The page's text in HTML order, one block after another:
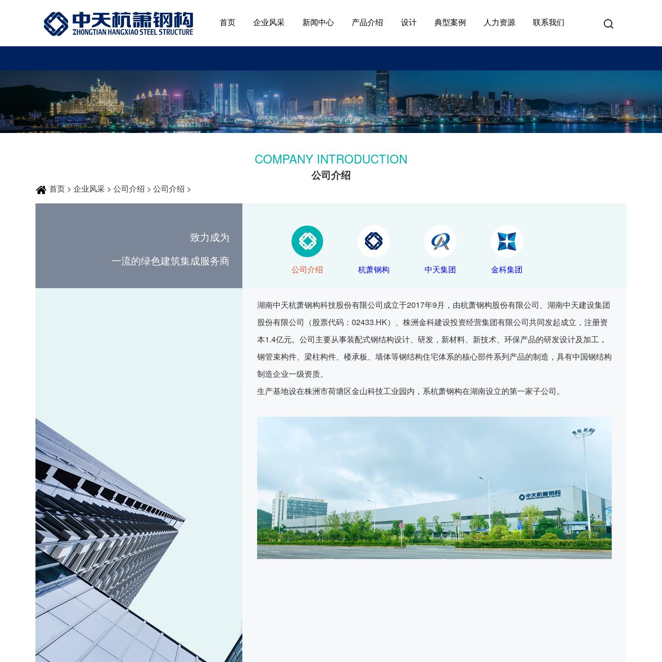
首页 企业风采 新闻中心 产品介绍 设计 典型案例 人力资源 联系我们
COMPANY INTRODUCTION
公司介绍
首页 > 企业风采 > 公司介绍 > 公司介绍 >
致力成为
一流的绿色建筑集成服务商
公司介绍 杭萧钢构 中天集团 金科集团
湖南中天杭萧钢构科技股份有限公司成立于2017年9月，由杭萧钢构股份有限公司、湖南中天建设集团
股份有限公司（股票代码：02433.HK）、株洲金科建设投资经营集团有限公司共同发起成立，注册资
本1.4亿元。公司主要从事装配式钢结构设计、研发，新材料、新技术、环保产品的研发设计及加工，
钢管束构件、梁柱构件、楼承板、墙体等钢结构住宅体系的核心部件系列产品的制造，具有中国钢结构
制造企业一级资质。
生产基地设在株洲市荷塘区金山科技工业园内，系杭萧钢构在湖南设立的第一家子公司。